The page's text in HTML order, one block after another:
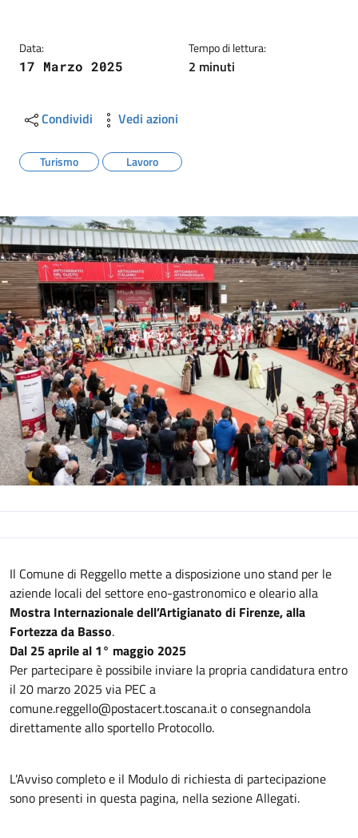
Data:
17 Marzo 2025
Tempo di lettura:
2 minuti
Condividi Vedi azioni
Turismo Lavoro
Image
Descrizione
Il Comune di Reggello mette a disposizione uno stand per le
aziende locali del settore eno-gastronomico e oleario alla
Mostra Internazionale dell’Artigianato di Firenze, alla
Fortezza da Basso.
Dal 25 aprile al 1° maggio 2025
Per partecipare è possibile inviare la propria candidatura entro
il 20 marzo 2025 via PEC a
comune.reggello@postacert.toscana.it o consegnandola
direttamente allo sportello Protocollo.
L'Avviso completo e il Modulo di richiesta di partecipazione
sono presenti in questa pagina, nella sezione Allegati.